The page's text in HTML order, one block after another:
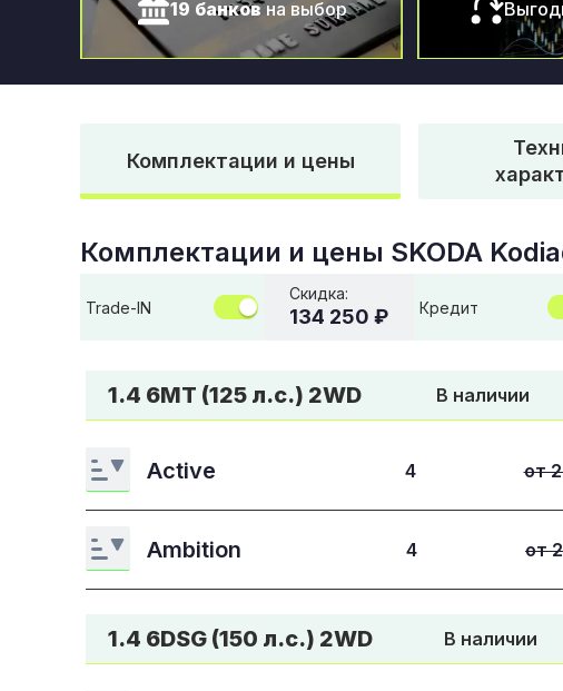
19 банковна выбор
Комплектации и цены
Комплектации и цены SKODA
Trade-IN
Скидка:
134 250 ₽ Кредит
1.4 6МТ (125 л.с.) 2WD В наличии
Active 4 от
Ambition 4 от
1.4 6DSG (150 л.с.) 2WD В наличии